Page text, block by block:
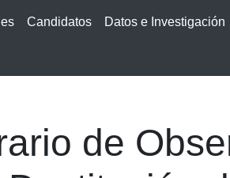
Candidatos Datos e Investigación
de